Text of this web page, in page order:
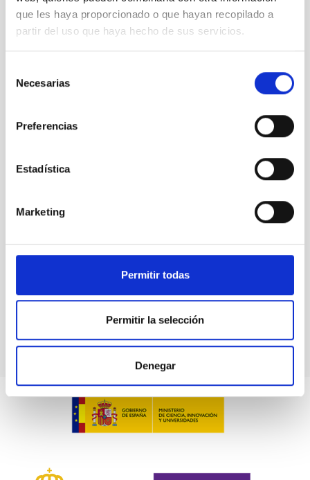
que les haya proporcionado o que hayan recopilado a
partir del uso que haya hecho de sus servicios.
Necesarias
Preferencias
Estadística
Marketing
Permitir todas
Permitir la selección
Denegar
Física Solar (FS)